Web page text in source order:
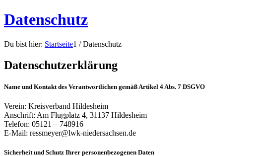
Datenschutz
Du bist hier: Startseite1 / Datenschutz
Datenschutzerklärung
Name und Kontakt des Verantwortlichen gemäß Artikel 4 Abs. 7 DSGVO
Verein: Kreisverband Hildesheim
Anschrift: Am Flugplatz 4, 31137 Hildesheim
Telefon: 05121 – 748916
E-Mail: ressmeyer@lwk-niedersachsen.de
Sicherheit und Schutz Ihrer personenbezogenen Daten